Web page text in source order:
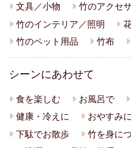
文具／小物
竹のアクセ
竹のインテリア／照明
竹のペット用品
竹布
シーンにあわせて
食を楽しむ お風呂で
健康・冷えに
おやすみに
下駄でお散歩
竹を身に